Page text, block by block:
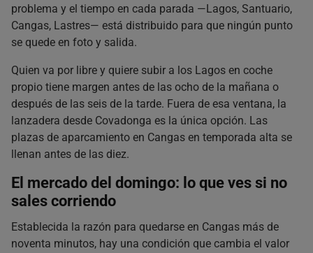
problema y el tiempo en cada parada —Lagos, Santuario,
Cangas, Lastres— está distribuido para que ningún punto
se quede en foto y salida.
Quien va por libre y quiere subir a los Lagos en coche
propio tiene margen antes de las ocho de la mañana o
después de las seis de la tarde. Fuera de esa ventana, la
lanzadera desde Covadonga es la única opción. Las
plazas de aparcamiento en Cangas en temporada alta se
llenan antes de las diez.
El mercado del domingo: lo que ves si no
sales corriendo
Establecida la razón para quedarse en Cangas más de
noventa minutos, hay una condición que cambia el valor